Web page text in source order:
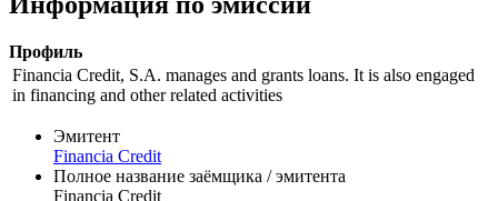
Цена
% от номинала
Информация по эмиссии
Профиль
Financia Credit, S.A. manages and grants loans. It is also engaged
in financing and other related activities